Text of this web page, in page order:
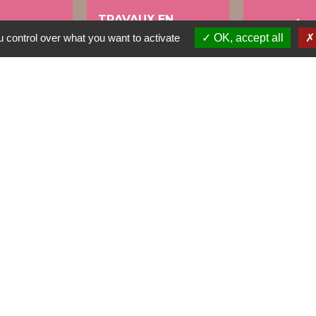
TRAVAUX EN
COURS
VOS
account_balance
over what you want to activate OK, accept all